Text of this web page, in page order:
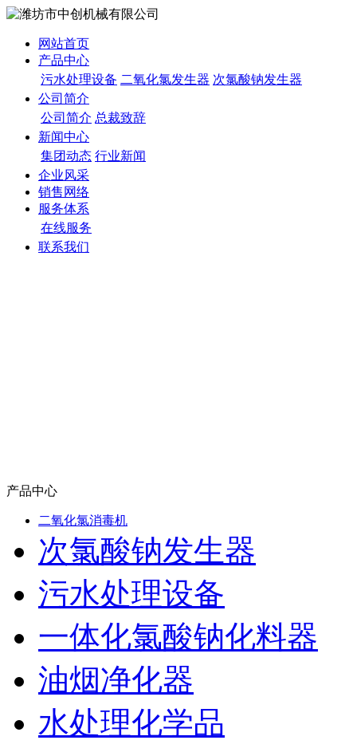
网站首页
产品中心
污水处理设备 二氧化氯发生器 次氯酸钠发生器
公司简介
公司简介 总裁致辞
新闻中心
集团动态 行业新闻
企业风采
销售网络
服务体系
在线服务
联系我们
产品中心
二氧化氯消毒机
次氯酸钠发生器
污水处理设备
一体化氯酸钠化料器
油烟净化器
水处理化学品